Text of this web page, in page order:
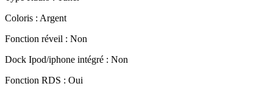
Coloris : Argent
Fonction réveil : Non
Dock Ipod/iphone intégré : Non
Fonction RDS : Oui